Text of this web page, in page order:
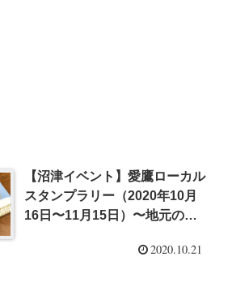
【沼津イベント】愛鷹ローカル
スタンプラリー（2020年10月
16日〜11月15日）〜地元の味
2020.10.21